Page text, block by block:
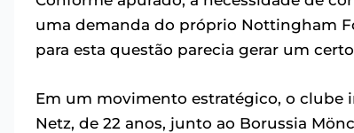
uma demanda do próprio Nottingham
para esta questão parecia gerar um
Em um movimento estratégico, o clube
Netz, de 22 anos, junto ao Borussia